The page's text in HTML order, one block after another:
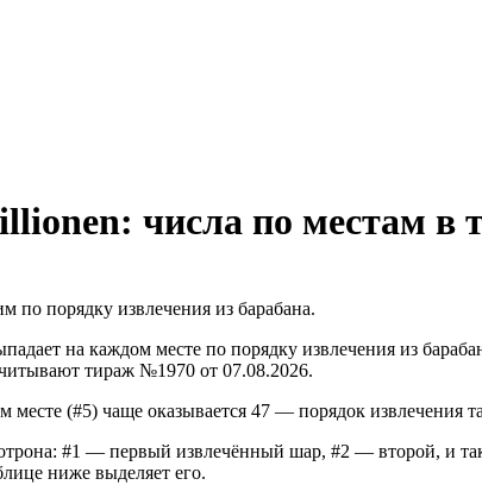
числа по местам в
порядку извлечения из барабана.
на каждом месте по порядку извлечения из
тираж №1970 от 07.08.2026.
(#5) чаще оказывается 47 — порядок извлечения
#1 — первый извлечённый шар, #2 — второй, и
ниже выделяет его.